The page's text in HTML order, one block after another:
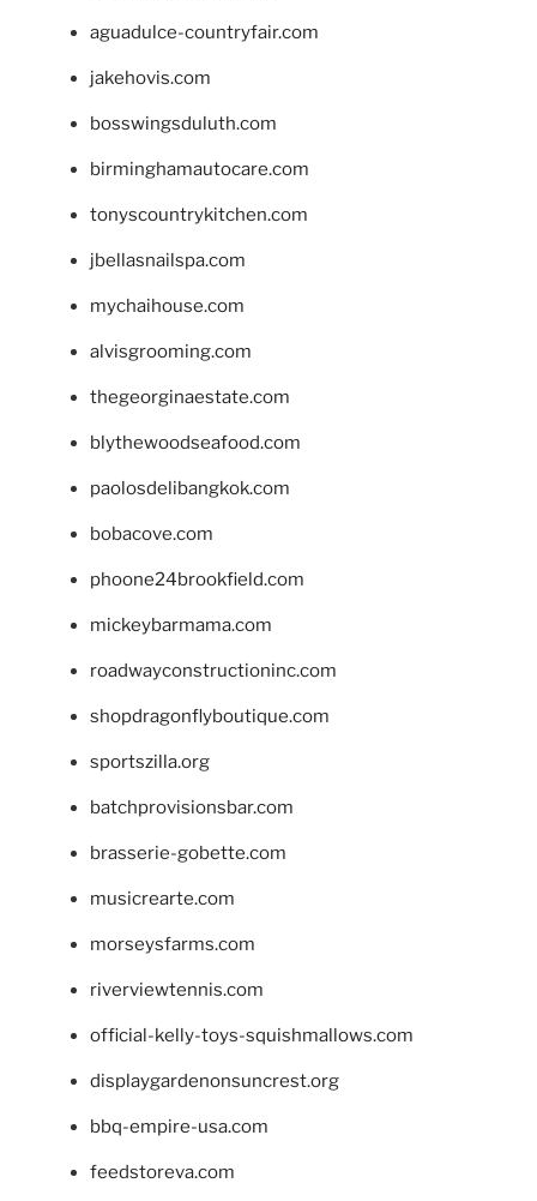
aguadulce-countryfair.com
jakehovis.com
bosswingsduluth.com
birminghamautocare.com
tonyscountrykitchen.com
jbellasnailspa.com
mychaihouse.com
alvisgrooming.com
thegeorginaestate.com
blythewoodseafood.com
paolosdelibangkok.com
bobacove.com
phoone24brookfield.com
mickeybarmama.com
roadwayconstructioninc.com
shopdragonflyboutique.com
sportszilla.org
batchprovisionsbar.com
brasserie-gobette.com
musicrearte.com
morseysfarms.com
riverviewtennis.com
official-kelly-toys-squishmallows.com
displaygardenonsuncrest.org
bbq-empire-usa.com
feedstoreva.com